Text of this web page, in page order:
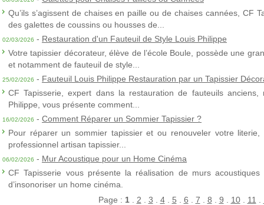
Qu’ils s’agissent de chaises en paille ou de chaises cannées, CF
des galettes de coussins ou housses de...
02/03/2026 - Restauration d'un Fauteuil de Style Louis Philippe
Votre tapissier décorateur, élève de l’école Boule, possède une
et notamment de fauteuil de style...
25/02/2026 - Fauteuil Louis Philippe Restauration par un Tapissier
CF Tapisserie, expert dans la restauration de fauteuils
Philippe, vous présente comment...
16/02/2026 - Comment Réparer un Sommier Tapissier ?
Pour réparer un sommier tapissier et ou renouveler votre
professionnel artisan tapissier...
06/02/2026 - Mur Acoustique pour un Home Cinéma
CF Tapisserie vous présente la réalisation de murs
d’insonoriser un home cinéma.
Page : 1. 2 3 4. 5 6 7 8 9 10. 11